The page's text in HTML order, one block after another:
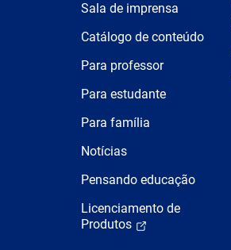
Sala de imprensa
Catálogo de conteúdo
Para professor
Para estudante
Para família
Notícias
Pensando educação
Licenciamento de
Produtos